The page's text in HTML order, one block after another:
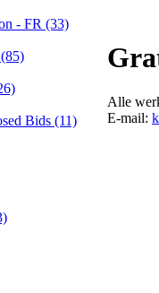
- FR (33)
Bids (11)
Alle
E-mail: